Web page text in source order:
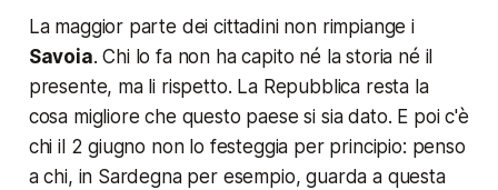
La maggior parte dei cittadini non rimpiange i
Savoia. Chi lo fa non ha capito né la storia né il
presente, ma li rispetto. La Repubblica resta la
cosa migliore che questo paese si sia dato. E poi c'è
chi il 2 giugno non lo festeggia per principio: penso
a chi, in Sardegna per esempio, guarda a questa